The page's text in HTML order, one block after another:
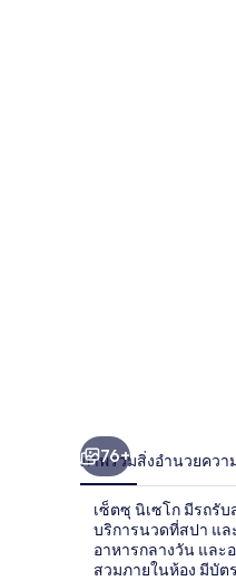
76+
ภาพรวมสิ่งอำนวยควา
เซ็ตซุ นิเซโก มีรถรั
บริการนวดที่สปา แล
อาหารกลางวัน และ
สวมภายในห้อง มีบัต